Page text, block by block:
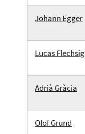
Johann Egger
Lucas Flechsig
Adrià Gràcia
Olof Grund